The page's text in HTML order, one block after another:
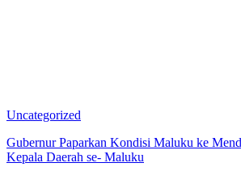
Uncategorized
Gubernur Paparkan Kondisi Maluku ke
Kepala Daerah se- Maluku